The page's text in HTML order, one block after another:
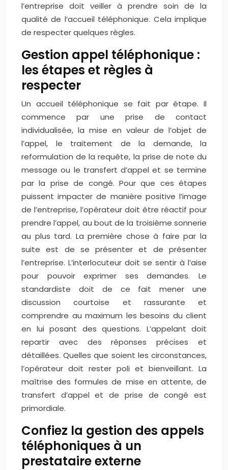
l’entreprise doit veiller à prendre soin de la
qualité de l’accueil téléphonique. Cela implique
de respecter quelques règles.
Gestion appel téléphonique :
les étapes et règles à
respecter
Un accueil téléphonique se fait par étape. Il
commence par une prise de contact
individualisée, la mise en valeur de l’objet de
l’appel, le traitement de la demande, la
reformulation de la requête, la prise de note du
message ou le transfert d’appel et se termine
par la prise de congé. Pour que ces étapes
puissent impacter de manière positive l’image
de l’entreprise, l’opérateur doit être réactif pour
prendre l’appel, au bout de la troisième sonnerie
au plus tard. La première chose à faire par la
suite est de se présenter et de présenter
l’entreprise. L’interlocuteur doit se sentir à l’aise
pour pouvoir exprimer ses demandes. Le
standardiste doit de ce fait mener une
discussion courtoise et rassurante et
comprendre au maximum les besoins du client
en lui posant des questions. L’appelant doit
repartir avec des réponses précises et
détaillées. Quelles que soient les circonstances,
l’opérateur doit rester poli et bienveillant. La
maîtrise des formules de mise en attente, de
transfert d’appel et de prise de congé est
primordiale.
Confiez la gestion des appels
téléphoniques à un
prestataire externe